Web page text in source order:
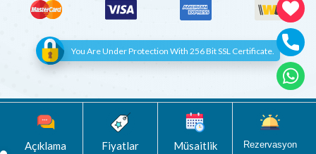
You Are Under Protection With 256 Bit SSL Certificate.
© Copyright 2012 - 2022 | All Rights Reserved
Açıklama Fiyatlar Müsaitlik Rezervasyon